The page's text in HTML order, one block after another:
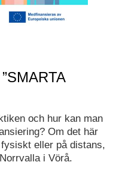
och hur kan man
Om det här
eller på distans,
i Vörå.